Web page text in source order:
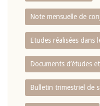
Note mensuelle de
Etudes réalisées dans
Documents d’études
Bulletin trimestriel de